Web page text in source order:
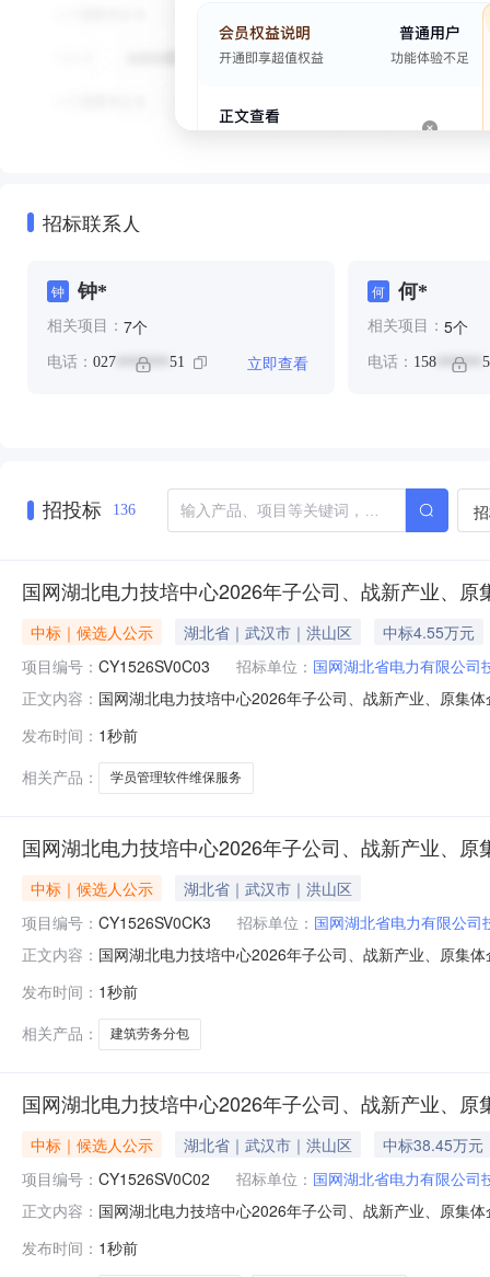
招标联系人
钟 钟*
相关项目： 7个
电话： 027 ******* 51 立即查看
何 何*
相关项目： 5个
电话： 158******
招投标 136
国网湖北电力技培中心2026年子公司、战新产业、
中标｜候选人公示 湖北省｜武汉市｜洪山区
中标4.55万元
项目编号： CY1526SV0C03 招标单位： 国网湖北省电力有限公司
正文内容： 国网湖北电力技培中心2026年子公司、战新产业、原集
司招标人：国网湖北省电力有限公司技术培训中心（武汉
发布时间： 1秒前
相关产品：
学员管理软件维保服务
国网湖北电力技培中心2026年子公司、战新产业、
中标｜候选人公示
湖北省｜武汉市｜洪山区
项目编号： CY1526SV0CK3 招标单位： 国网湖北省电力有限公司
正文内容： 国网湖北电力技培中心2026年子公司、战新产业、原集
司招标人：国网湖北省电力有限公司技术培训中心（武汉
发布时间： 1秒前
相关产品：
建筑劳务分包
国网湖北电力技培中心2026年子公司、战新产业、
中标｜候选人公示 湖北省｜武汉市｜洪山区
中标38.45万元
项目编号： CY1526SV0C02 招标单位： 国网湖北省电力有限公司
正文内容： 国网湖北电力技培中心2026年子公司、战新产业、原集
司招标人：国网湖北省电力有限公司技术培训中心（武汉
发布时间： 1秒前